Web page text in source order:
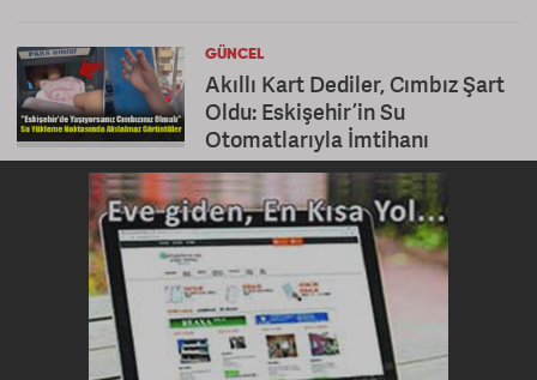
GÜNCEL
Akıllı Kart Dediler, Cımbız Şart
Oldu: Eskişehir’in Su
Otomatlarıyla İmtihanı